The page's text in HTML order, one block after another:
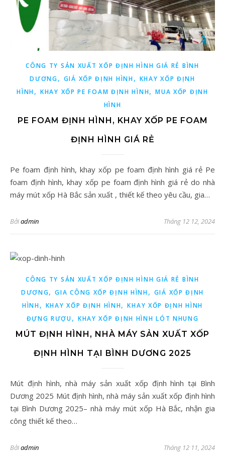
CÔNG TY SẢN XUẤT XỐP ĐỊNH HÌNH GIÁ RẺ BÌNH
DƯƠNG, GIÁ XỐP ĐỊNH HÌNH, KHAY XỐP ĐỊNH
HÌNH,KHAY XỐP PE FOAM ĐỊNH HÌNH,MUA XỐP ĐỊNH
HÌNH
PE FOAM ĐỊNH HÌNH, KHAY XỐP PE FOAM
ĐỊNH HÌNH GIÁ RẺ
Pe foam định hình, khay xốp pe foam định hình giá rẻ Pe
foam định hình, khay xốp pe foam định hình giá rẻ do nhà
máy mút xốp Hà Bắc sản xuất , thiết kế theo yêu cầu, gia…
Bởiadmin Tháng 12 12, 2024
CÔNG TY SẢN XUẤT XỐP ĐỊNH HÌNH GIÁ RẺ BÌNH
DƯƠNG,GIA CÔNG XỐP ĐỊNH HÌNH, GIÁ XỐP ĐỊNH
HÌNH, KHAY XỐP ĐỊNH HÌNH,KHAY XỐP ĐỊNH HÌNH
ĐỰNG RƯỢU, KHAY XỐP ĐỊNH HÌNH LÓT NHUNG
MÚT ĐỊNH HÌNH, NHÀ MÁY SẢN XUẤT XỐP
ĐỊNH HÌNH TẠI BÌNH DƯƠNG 2025
Mút định hình, nhà máy sản xuất xốp định hình tại Bình
Dương 2025 Mút định hình, nhà máy sản xuất xốp định hình
tại Bình Dương 2025– nhà máy mút xốp Hà Bắc, nhận gia
công thiết kế theo…
Bởiadmin Tháng 12 11, 2024